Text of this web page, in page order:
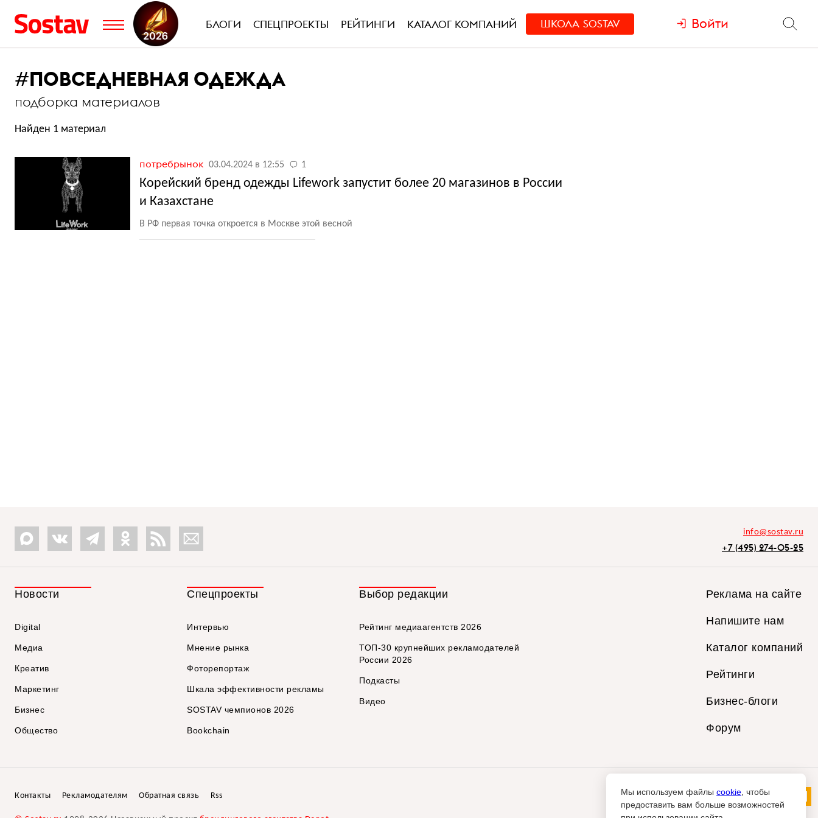
БЛОГИ СПЕЦПРОЕКТЫ РЕЙТИНГИ КАТАЛОГ КОМПАНИЙ ШКОЛА SOSTAV Войти
#ПОВСЕДНЕВНАЯ ОДЕЖДА
подборка материалов
Найден 1 материал
потребрынок 03.04.2024 в 12:55 1
Корейский бренд одежды Lifework запустит более 20 магазинов в России
и Казахстане
В РФ первая точка откроется в Москве этой весной
info@sostav.ru
+7 (495) 274-05-25
Новости
Digital
Медиа
Креатив
Маркетинг
Бизнес
Общество
Спецпроекты
Интервью
Мнение рынка
Фоторепортаж
Шкала эффективности рекламы
SOSTAV чемпионов 2026
Bookchain
Выбор редакции
Рейтинг медиаагентств 2026
ТОП-30 крупнейших рекламодателей
России 2026
Подкасты
Видео
Реклама на сайте
Напишите нам
Каталог компаний
Рейтинги
Бизнес-блоги
Форум
Контакты Рекламодателям Обратная связь Rss Мы используем файлы cookie , чтобы
предоставить вам больше возможностей